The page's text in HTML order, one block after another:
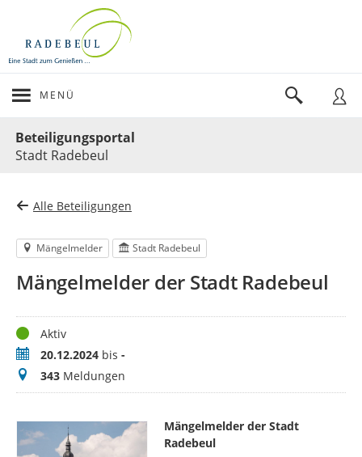
MENÜ
Beteiligungsportal
Stadt Radebeul
Alle Beteiligungen
Mängelmelder Stadt Radebeul
Mängelmelder der Stadt Radebeul
StatusAktiv
Zeitraum20.12.2024 bis -
Meldungen
343 Meldungen
Mängelmelder der Stadt
Radebeul